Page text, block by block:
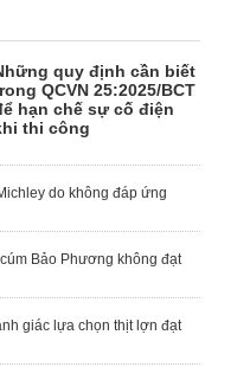
quy định cần biết
QCVN 25:2025/BCT
hạn chế sự cố điện
thi công
do không đáp ứng
Bảo Phương không đạt
giác lựa chọn thịt lợn đạt